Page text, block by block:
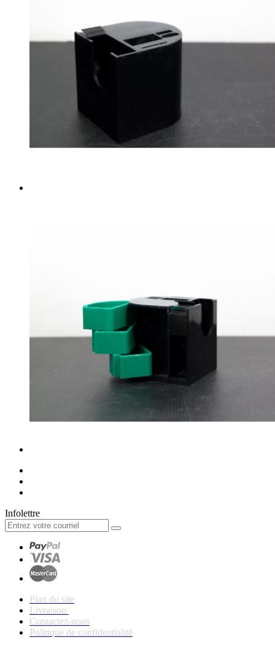
Infolettre
Plan du site
Livraison
Contactez-nous
Politique de confidentialité